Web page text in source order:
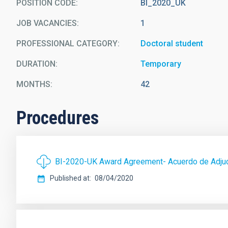
POSITION CODE BI_2020_UK
JOB VACANCIES 1
PROFESSIONAL CATEGORY Doctoral student
DURATION Temporary
MONTHS 42
Procedures
BI-2020-UK Award Agreement- Acuerdo de
Published at 08/04/2020